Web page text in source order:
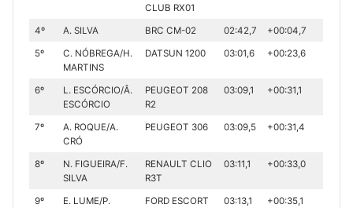
CLUB RX01
4º A. SILVA BRC CM-02 02:42,7 +00:04,7
5º
C. NÓBREGA/H.
MARTINS
DATSUN 1200 03:01,6 +00:23,6
6º
L. ESCÓRCIO/Â.
ESCÓRCIO
PEUGEOT 208
R2
03:09,1 +00:31,1
7º
A. ROQUE/A.
CRÓ
PEUGEOT 306 03:09,5 +00:31,4
8º
N. FIGUEIRA/F.
SILVA
RENAULT CLIO
R3T
03:11,1 +00:33,0
9º
E. LUME/P.
FORD ESCORT
03:13,1 +00:35,1